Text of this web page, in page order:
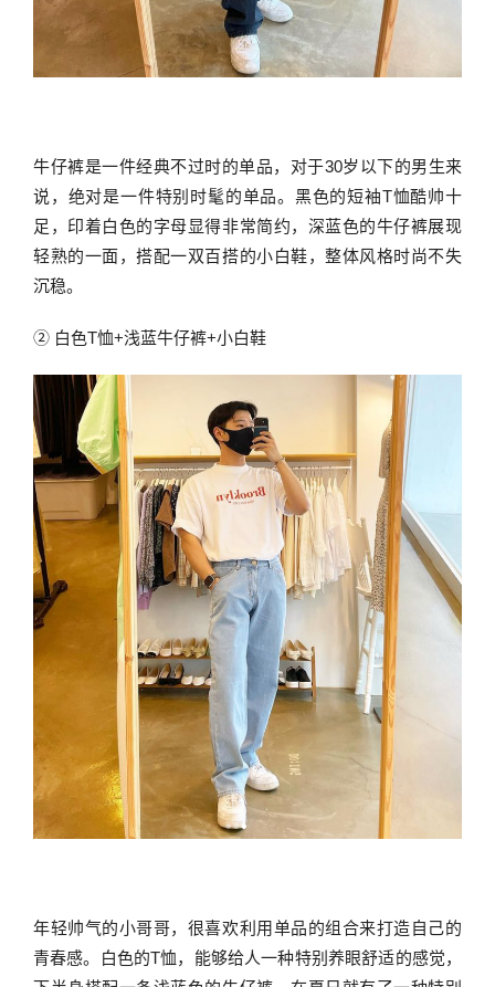
牛仔裤是一件经典不过时的单品，对于30岁以下的男生来
说，绝对是一件特别时髦的单品。黑色的短袖T恤酷帅十
足，印着白色的字母显得非常简约，深蓝色的牛仔裤展现
轻熟的一面，搭配一双百搭的小白鞋，整体风格时尚不失
沉稳。
② 白色T恤+浅蓝牛仔裤+小白鞋
年轻帅气的小哥哥，很喜欢利用单品的组合来打造自己的
青春感。白色的T恤，能够给人一种特别养眼舒适的感觉，